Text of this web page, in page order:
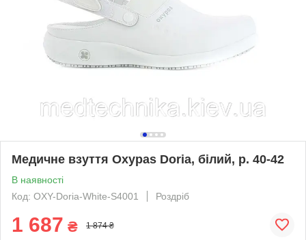
Медичне взуття Oxypas Doria, білий, р. 40-42
В наявності
Код: OXY-Doria-White-S4001
Роздріб
1 687 ₴ 1 874 ₴